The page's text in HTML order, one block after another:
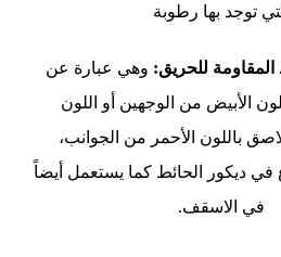
توجد بها رطوبة
المقاومة للحريق: وهي عبارة عن
الأبيض من الوجهين أو اللون
باللون الأحمر من الجوانب،
في ديكور الحائط كما يستعمل أيضاً
في الاسقف.